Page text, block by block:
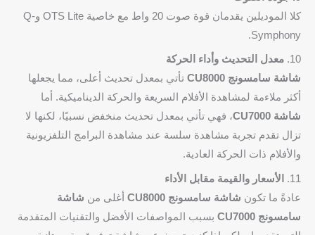
كلا الموديلين يقدمان قوة صوت 20 واط مع خاصية OTS Lite وQ-
Symphony.
10. معدل التحديث وأداء الحركة
شاشة سامسونج CU8000
تأتي بمعدل تحديث أعلى، مما يجعلها
أكثر ملاءمة لمشاهدة الأفلام السريعة والحركة الديناميكية. أما
شاشة CU7000
، فهي تأتي بمعدل تحديث منخفض نسبيًا، لكنها لا
تزال تقدم تجربة مشاهدة سلسة عند مشاهدة البرامج التلفزيونية
والأفلام ذات الحركة العادية.
11.
الأسعار والقيمة مقابل الأداء
عادةً ما تكون شاشة سامسونج CU8000 أغلى من شاشة
سامسونج CU7000
بسبب المواصفات الأفضل والتقنيات المتقدمة